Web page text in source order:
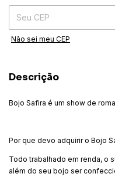
Não sei meu CEP
Descrição
Bojo Safira é um show de
Por que devo adquirir o Bojo
Todo trabalhado em renda, o
além do seu bojo ser